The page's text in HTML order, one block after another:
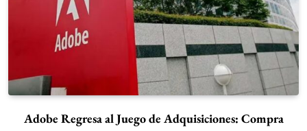
Adobe Regresa al Juego de Adquisiciones: Compra